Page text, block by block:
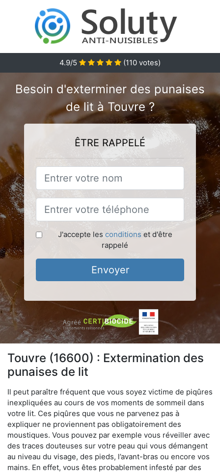
4.9/5 (110 votes)
Besoin d'exterminer des punaises
de lit à Touvre ?
ÊTRE RAPPELÉ
J'accepte les conditions et d'être
rappelé
Envoyer
Touvre (16600) : Extermination des
punaises de lit
Il peut paraître fréquent que vous soyez victime de piqûres
inexpliquées au cours de vos moments de sommeil dans
votre lit. Ces piqûres que vous ne parvenez pas à
expliquer ne proviennent pas obligatoirement des
moustiques. Vous pouvez par exemple vous réveiller avec
des traces douteuses sur votre peau qui vous démangent
au niveau du visage, des pieds, l’avant-bras ou encore vos
mains. En effet, vous êtes probablement infesté par des